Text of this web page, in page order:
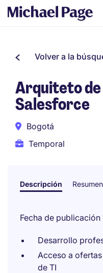
Volver a la
Arquiteto de
Salesforce
Bogotá
Temporal
Descripción Resumen
Fecha de
Desarrollo
Acceso a
de TI